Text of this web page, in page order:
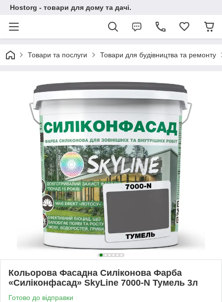
Hostorg - товари для дому та дачі.
Товари та послуги Товари для будівництва та ремонту
Кольорова Фасадна Силіконова Фарба
«Силіконфасад» SkyLine 7000-N Тумель 3л
Готово до відправки